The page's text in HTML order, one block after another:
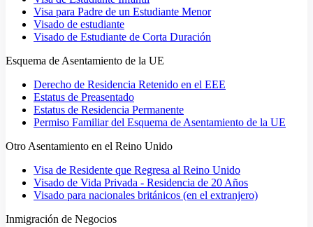
Visa para Padre de un Estudiante Menor
Visado de estudiante
Visado de Estudiante de Corta Duración
Esquema de Asentamiento de la UE
Derecho de Residencia Retenido en el EEE
Estatus de Preasentado
Estatus de Residencia Permanente
Permiso Familiar del Esquema de Asentamiento de la UE
Otro Asentamiento en el Reino Unido
Visa de Residente que Regresa al Reino Unido
Visado de Vida Privada - Residencia de 20 Años
Visado para nacionales británicos (en el extranjero)
Inmigración de Negocios